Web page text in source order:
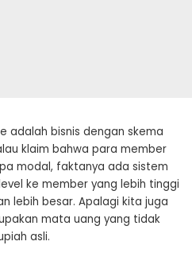
adalah bisnis dengan skema
klaim bahwa para member
modal, faktanya ada sistem
ke member yang lebih tinggi
lebih besar. Apalagi kita juga
mata uang yang tidak
asli.